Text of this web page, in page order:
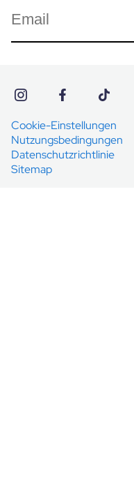
Cookie-Einstellungen
Nutzungsbedingungen
Datenschutzrichtlinie
Sitemap